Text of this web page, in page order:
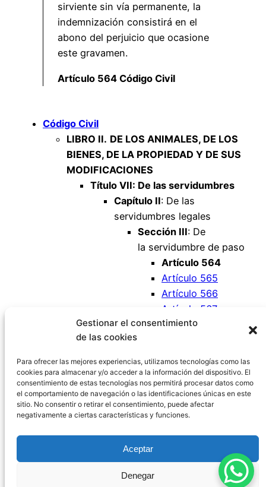
Gestionar el consentimiento
de las cookies
Para ofrecer las mejores experiencias, utilizamos tecnologías como las
cookies para almacenar y/o acceder a la información del dispositivo. El
consentimiento de estas tecnologías nos permitirá procesar datos como
el comportamiento de navegación o las identificaciones únicas en este
sitio. No consentir o retirar el consentimiento, puede afectar
negativamente a ciertas características y funciones.
Aceptar
Denegar
sirviente sin vía permanente, la
indemnización consistirá en el
abono del perjuicio que ocasione
este gravamen.
Artículo 564 Código Civil
Código Civil
LIBRO II. DE LOS ANIMALES, DE LOS
BIENES, DE LA PROPIEDAD Y DE SUS
MODIFICACIONES
Título VII: De las servidumbres
Capítulo II: De las
servidumbres legales
Sección III: De
la servidumbre de paso
Artículo 564
Artículo 565
Artículo 566
Artículo 567
Artículo 568
Política de Privacidad
Política de